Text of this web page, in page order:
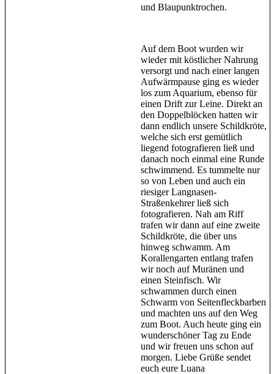
und Blaupunktrochen.
Auf dem Boot wurden wir
wieder mit köstlicher Nahrung
versorgt und nach einer langen
Aufwärmpause ging es wieder
los zum Aquarium, ebenso für
einen Drift zur Leine. Direkt an
den Doppelblöcken hatten wir
dann endlich unsere Schildkröte,
welche sich erst gemütlich
liegend fotografieren ließ und
danach noch einmal eine Runde
schwimmend. Es tummelte nur
so von Leben und auch ein
riesiger Langnasen-
Straßenkehrer ließ sich
fotografieren. Nah am Riff
trafen wir dann auf eine zweite
Schildkröte, die über uns
hinweg schwamm. Am
Korallengarten entlang trafen
wir noch auf Muränen und
einen Steinfisch. Wir
schwammen durch einen
Schwarm von Seitenfleckbarben
und machten uns auf den Weg
zum Boot. Auch heute ging ein
wunderschöner Tag zu Ende
und wir freuen uns schon auf
morgen. Liebe Grüße sendet
euch eure Luana